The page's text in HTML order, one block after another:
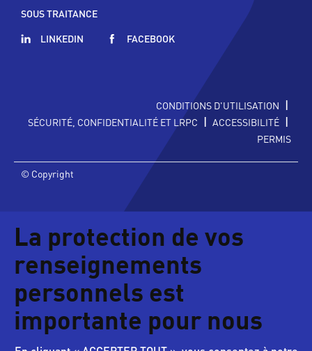
SOUS TRAITANCE
LINKEDIN
FACEBOOK
CONDITIONS D'UTILISATION |
SÉCURITÉ, CONFIDENTIALITÉ ET LRPC | ACCESSIBILITÉ |
PERMIS
© Copyright
La protection de vos
renseignements
personnels est
importante pour nous